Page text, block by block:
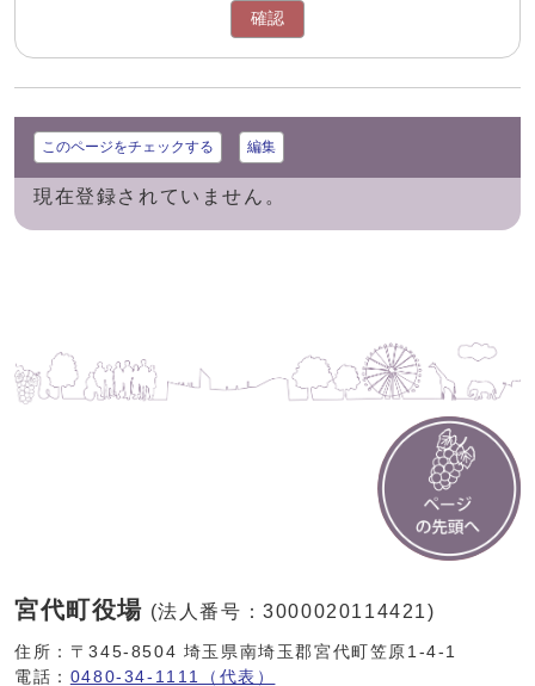
確認
このページをチェックする 編集
現在登録されていません。
宮代町役場 (法人番号：3000020114421)
住所：〒345-8504 埼玉県南埼玉郡宮代町笠原1-4-1
電話： 0480-34-1111（代表）